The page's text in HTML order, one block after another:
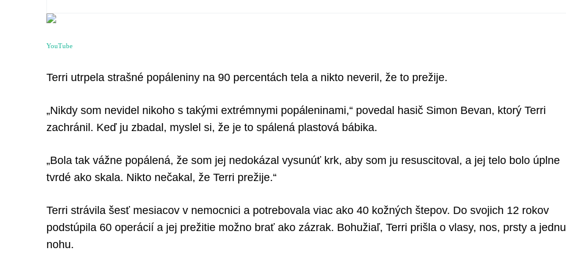
YouTube
Terri utrpela strašné popáleniny na 90 percentách tela a nikto neveril, že to prežije.
„Nikdy som nevidel nikoho s takými extrémnymi popáleninami,“ povedal hasič Simon Bevan, ktorý Terri
zachránil. Keď ju zbadal, myslel si, že je to spálená plastová bábika.
„Bola tak vážne popálená, že som jej nedokázal vysunúť krk, aby som ju resuscitoval, a jej telo bolo úplne
tvrdé ako skala. Nikto nečakal, že Terri prežije.“
Terri strávila šesť mesiacov v nemocnici a potrebovala viac ako 40 kožných štepov. Do svojich 12 rokov
podstúpila 60 operácií a jej prežitie možno brať ako zázrak. Bohužiaľ, Terri prišla o vlasy, nos, prsty a jednu
nohu.